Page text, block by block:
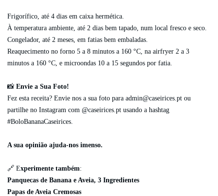
Frigorífico, até 4 dias em caixa hermética.
À temperatura ambiente, até 2 dias bem tapado, num local fresco e seco.
Congelador, até 2 meses, em fatias bem embaladas.
Reaquecimento no forno 5 a 8 minutos a 160 °C, na airfryer 2 a 3
minutos a 160 °C, e microondas 10 a 15 segundos por fatia.
📸Envie a Sua Foto!
Fez esta receita? Envie nos a sua foto para admin@caseirices.pt ou
partilhe no Instagram com @caseirices.pt usando a hashtag
#BoloBananaCaseirices.
A sua opinião ajuda-nos imenso.
🔗 Experimente também:
Panquecas de Banana e Aveia, 3 Ingredientes
Papas de Aveia Cremosas